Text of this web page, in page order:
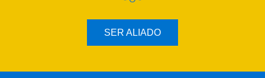
SER ALIADO